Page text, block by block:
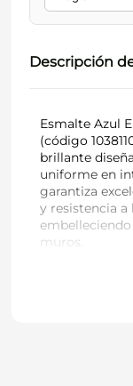
Descripción
Esmalte Azul
(código
brillante
uniforme en
garantiza
y resistencia
muros.